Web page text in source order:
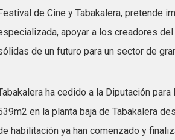
de Cine y Tabakalera, pretende
apoyar a los creadores
de un futuro para un sector de
ha cedido a la Diputación
en la planta baja de Tabakalera
habilitación ya han comenzado y